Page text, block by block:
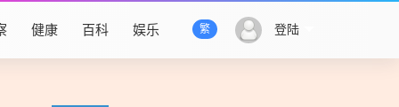
登陆
繁
健康 百科 娱乐